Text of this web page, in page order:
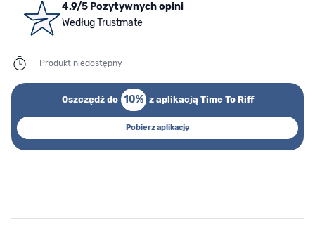
4.9/5 Pozytywnych opini
Według Trustmate
Produkt niedostępny
Oszczędź do 10% z aplikacją Time To Riff
Pobierz aplikację